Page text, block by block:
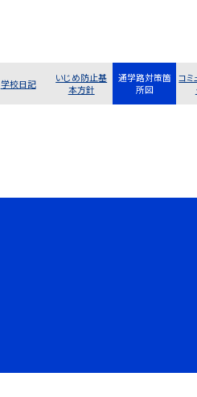
学校日記
いじめ防止基
本方針
通学路対策箇
所図
コミ